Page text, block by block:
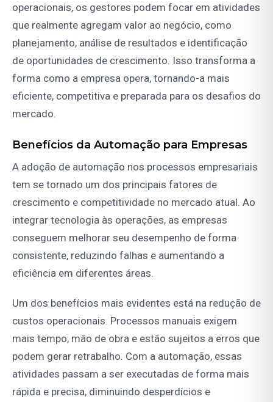
operacionais, os gestores podem focar em atividades
que realmente agregam valor ao negócio, como
planejamento, análise de resultados e identificação
de oportunidades de crescimento. Isso transforma a
forma como a empresa opera, tornando-a mais
eficiente, competitiva e preparada para os desafios do
mercado.
Benefícios da Automação para Empresas
A adoção de automação nos processos empresariais
tem se tornado um dos principais fatores de
crescimento e competitividade no mercado atual. Ao
integrar tecnologia às operações, as empresas
conseguem melhorar seu desempenho de forma
consistente, reduzindo falhas e aumentando a
eficiência em diferentes áreas.
Um dos benefícios mais evidentes está na redução de
custos operacionais. Processos manuais exigem
mais tempo, mão de obra e estão sujeitos a erros que
podem gerar retrabalho. Com a automação, essas
atividades passam a ser executadas de forma mais
rápida e precisa, diminuindo desperdícios e